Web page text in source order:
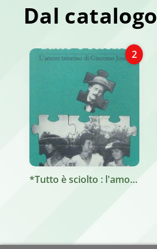
Dal catalogo
*Tutto è sciolto : l'amore triestino di Giacomo Joyce / Roberto Curci. - Trieste : LINT, 1996. - 125 p., \8! c. di tav. : ill. ; 21 cm.
2